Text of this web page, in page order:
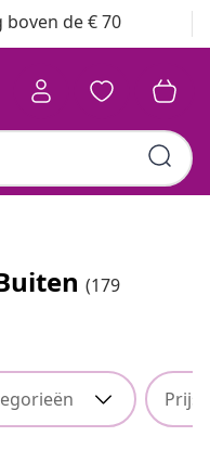
de € 70
(179
Prijs